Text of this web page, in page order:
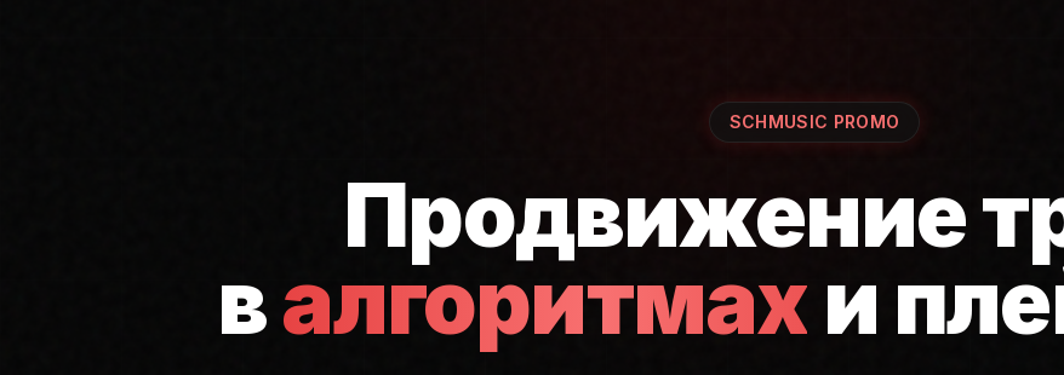
SCHMUSIC PROMO
Продвижение
валгоритмахи